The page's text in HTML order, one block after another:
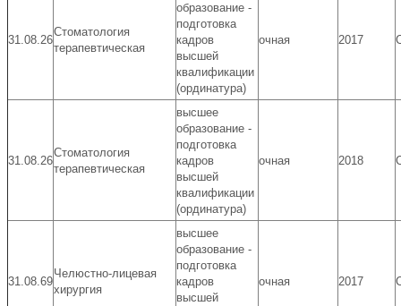
31.08.26
Стоматология
терапевтическая
образование -
подготовка
кадров
высшей
квалификации
(ординатура)
очная 2017
31.08.26
Стоматология
терапевтическая
высшее
образование -
подготовка
кадров
высшей
квалификации
(ординатура)
очная 2018
31.08.69
Челюстно-лицевая
хирургия
высшее
образование -
подготовка
кадров
высшей
очная 2017